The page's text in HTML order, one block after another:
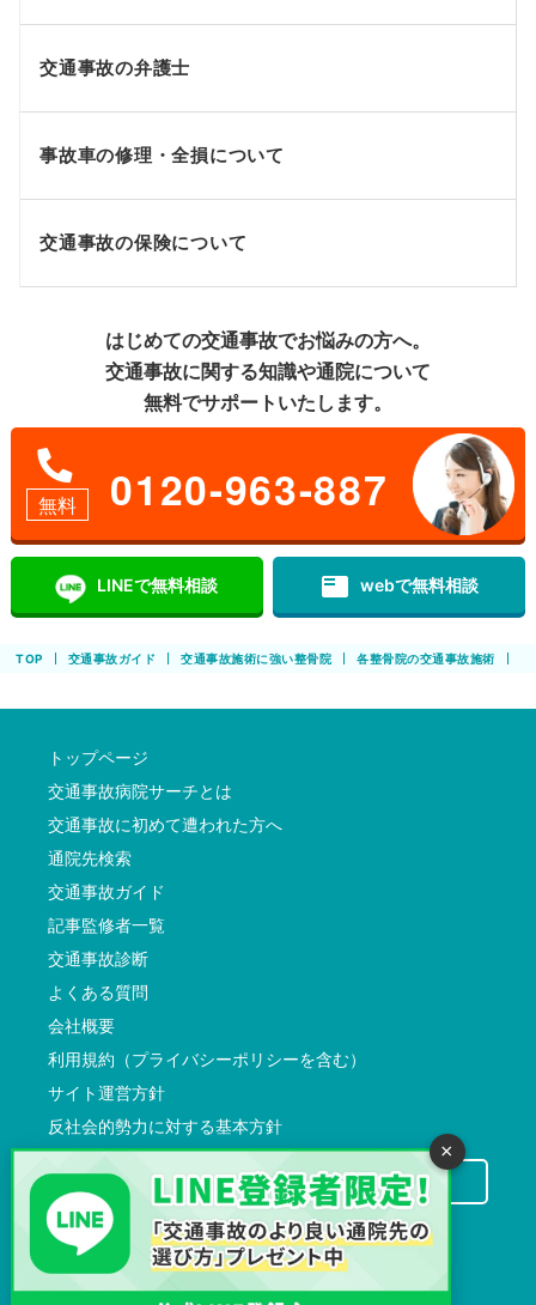
交通事故の弁護士
事故車の修理・全損について
交通事故の保険について
はじめての交通事故でお悩みの方へ。
交通事故に関する知識や通院について
無料でサポートいたします。
無料 0120-963-887
LINEで無料相談 featured_play_list webで無料相談
TOP 交通事故ガイド 交通事故施術に強い整骨院 各整骨院の交通事故施術
トップページ
交通事故病院サーチとは
交通事故に初めて遭われた方へ
通院先検索
交通事故ガイド
記事監修者一覧
交通事故診断
よくある質問
会社概要
利用規約（プライバシーポリシーを含む）
サイト運営方針
反社会的勢力に対する基本方針
交通事故病院サーチに掲載希望の先生方へ
×